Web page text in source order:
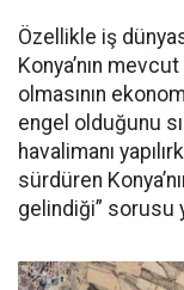
Özellikle iş
Konya’nın
olmasının
engel olduğunu
havalimanı
sürdüren
gelindiği” sorusu